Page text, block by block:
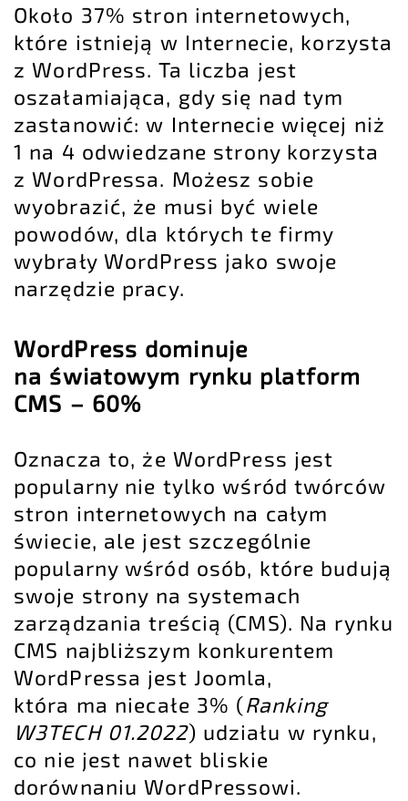
Około 37% stron internetowych,
które istnieją w Internecie, korzysta
z WordPress. Ta liczba jest
oszałamiająca, gdy się nad tym
zastanowić: w Internecie więcej niż
1 na 4 odwiedzane strony korzysta
z WordPressa. Możesz sobie
wyobrazić, że musi być wiele
powodów, dla których te firmy
wybrały WordPress jako swoje
narzędzie pracy.
WordPress dominuje
na światowym rynku platform
CMS – 60%
Oznacza to, że WordPress jest
popularny nie tylko wśród twórców
stron internetowych na całym
świecie, ale jest szczególnie
popularny wśród osób, które budują
swoje strony na systemach
zarządzania treścią (CMS). Na rynku
CMS najbliższym konkurentem
WordPressa jest Joomla,
która ma niecałe 3% (Ranking
W3TECH 01.2022) udziału w rynku,
co nie jest nawet bliskie
dorównaniu WordPressowi.